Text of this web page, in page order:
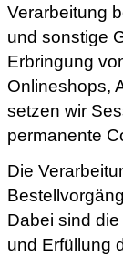
Verarbeitung
und sonstige
Erbringung
Onlineshops,
setzen wir
permanente
Die
Dabei sind
und Erfüllung